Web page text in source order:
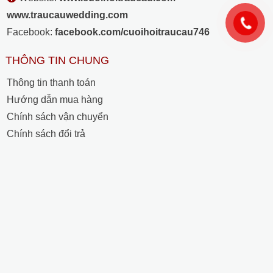
www.traucauwedding.com
Facebook: facebook.com/cuoihoitraucau746
THÔNG TIN CHUNG
Thông tin thanh toán
Hướng dẫn mua hàng
Chính sách vận chuyển
Chính sách đổi trả